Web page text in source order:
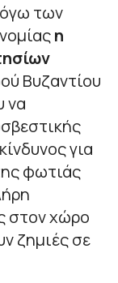
των
η
Βυζαντίου
να
για
φωτιάς
στον χώρο
ζημιές σε